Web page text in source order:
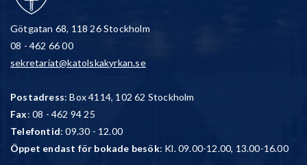
Götgatan 68, 118 26 Stockholm
08 - 462 66 00
sekretariat@katolskakyrkan.se
Postadress: Box 4114, 102 62 Stockholm
Fax: 08 - 462 94 25
Telefontid: 09.30 - 12.00
Öppet endast för bokade besök: Kl. 09.00-12.00, 13.00-16.00